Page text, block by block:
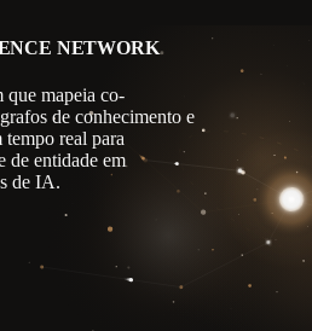
NETWORK
que mapeia co-
de conhecimento e
real para
de entidade em
de IA.